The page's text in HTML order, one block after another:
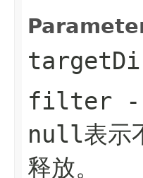
filter -
null表示
释放。